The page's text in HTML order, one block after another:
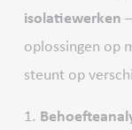
isolatiewerken
oplossingen op
steunt op